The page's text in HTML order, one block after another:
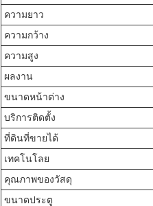
ความยาว
ความกว้าง
ความสูง
ผลงาน
ขนาดหน้าต่าง
บริการติดตั้ง
ที่ดินที่ขายได้
เทคโนโลย
คุณภาพของวัสดุ
ขนาดประตู